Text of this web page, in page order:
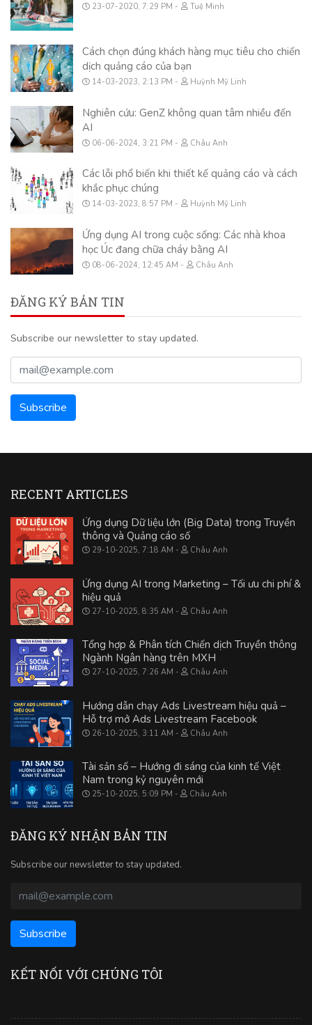
23-07-2020, 7:29 PM Tuệ Minh
Cách chọn đúng khách hàng mục tiêu cho chiến
dịch quảng cáo của bạn
14-03-2023, 2:13 PM Huỳnh Mỹ Linh
Nghiên cứu: GenZ không quan tâm nhiều đến
AI
06-06-2024, 3:21 PM Châu Anh
Các lỗi phổ biến khi thiết kế quảng cáo và cách
khắc phục chúng
14-03-2023, 8:57 PM Huỳnh Mỹ Linh
Ứng dụng AI trong cuộc sống: Các nhà khoa
học Úc đang chữa cháy bằng AI
08-06-2024, 12:45 AM Châu Anh
ĐĂNG KÝ BẢN TIN
Subscribe our newsletter to stay updated.
RECENT ARTICLES
Ứng dụng Dữ liệu lớn (Big Data) trong Truyền
thông và Quảng cáo số
29-10-2025, 7:18 AM Châu Anh
Ứng dụng AI trong Marketing – Tối ưu chi phí &
hiệu quả
27-10-2025, 8:35 AM Châu Anh
Tổng hợp & Phân tích Chiến dịch Truyền thông
Ngành Ngân hàng trên MXH
27-10-2025, 7:26 AM Châu Anh
Hướng dẫn chạy Ads Livestream hiệu quả –
Hỗ trợ mở Ads Livestream Facebook
26-10-2025, 3:11 AM Châu Anh
Tài sản số – Hướng đi sáng của kinh tế Việt
Nam trong kỷ nguyên mới
25-10-2025, 5:09 PM Châu Anh
ĐĂNG KÝ NHẬN BẢN TIN
Subscribe our newsletter to stay updated.
KẾT NỐI VỚI CHÚNG TÔI